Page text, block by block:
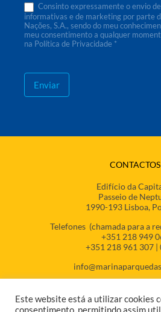
Consinto expressamente o envio
informativas e de marketing por parte
Nações, S.A., sendo do meu
meu consentimento a qualquer
na Política de Privacidade *
Enviar
CONTACTOS
Edifício da
Passeio de
1990-193 Lisboa,
Telefones (chamada para a
+351 218 949
+351 218 961 307 |
Este website está a utilizar cookies
consentimento, permitindo assim